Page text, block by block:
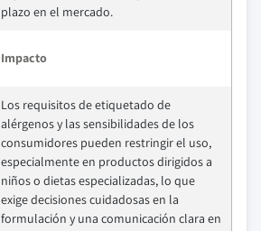
plazo en el mercado.
Impacto
Los requisitos de etiquetado de
alérgenos y las sensibilidades de los
consumidores pueden restringir el uso,
especialmente en productos dirigidos a
niños o dietas especializadas, lo que
exige decisiones cuidadosas en la
formulación y una comunicación clara en